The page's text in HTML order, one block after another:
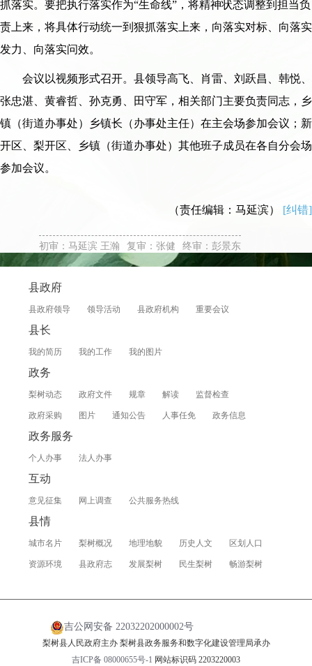
抓落实。要把执行落实作为“生命线”，将精神状态调整到担当负
责上来，将具体行动统一到狠抓落实上来，向落实对标、向落实
发力、向落实问效。
会议以视频形式召开。县领导高飞、肖雷、刘跃昌、韩悦、
张忠湛、黄睿哲、孙克勇、田守军，相关部门主要负责同志，乡
镇（街道办事处）乡镇长（办事处主任）在主会场参加会议；新
开区、梨开区、乡镇（街道办事处）其他班子成员在各自分会场
参加会议。
（责任编辑：马延滨） [纠错]
初审：马延滨 王瀚 复审：张健 终审：彭景东
县政府
县政府领导 领导活动 县政府机构 重要会议
县长
我的简历 我的工作 我的图片
政务
梨树动态 政府文件 规章 解读 监督检查
政府采购 图片 通知公告 人事任免 政务信息
政务服务
个人办事 法人办事
互动
意见征集 网上调查 公共服务热线
县情
城市名片 梨树概况 地理地貌 历史人文 区划人口
资源环境 县政府志 发展梨树 民生梨树 畅游梨树
吉公网安备 22032202000002号
梨树县人民政府主办 梨树县政务服务和数字化建设管理局承办
吉ICP备 08000655号-1 网站标识码 2203220003